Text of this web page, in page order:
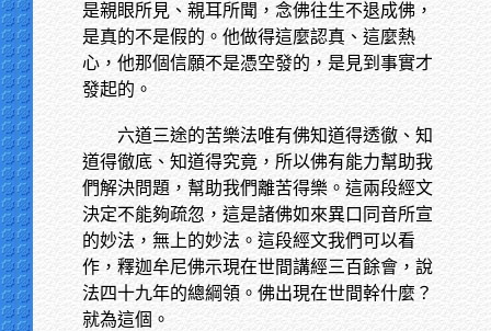
是親眼所見、親耳所聞，念佛往生不退成佛，
是真的不是假的。他做得這麼認真、這麼熱
心，他那個信願不是憑空發的，是見到事實才
發起的。
六道三途的苦樂法唯有佛知道得透徹、知
道得徹底、知道得究竟，所以佛有能力幫助我
們解決問題，幫助我們離苦得樂。這兩段經文
決定不能夠疏忽，這是諸佛如來異口同音所宣
的妙法，無上的妙法。這段經文我們可以看
作，釋迦牟尼佛示現在世間講經三百餘會，說
法四十九年的總綱領。佛出現在世間幹什麼？
就為這個。